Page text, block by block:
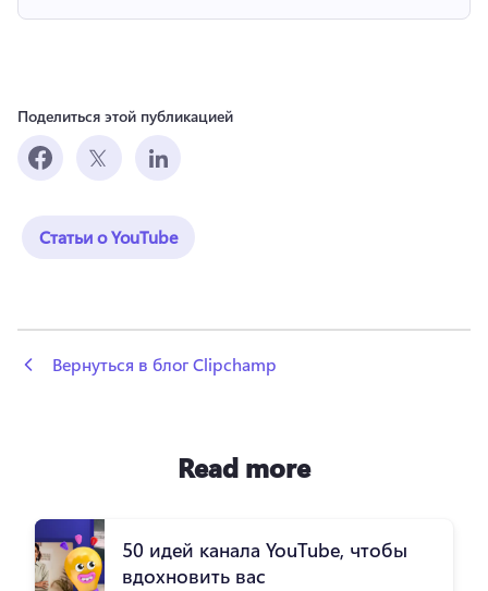
Поделиться этой публикацией
Статьи о YouTube
Вернуться в блог Clipchamp
Read more
50 идей канала YouTube, чтобы
вдохновить вас